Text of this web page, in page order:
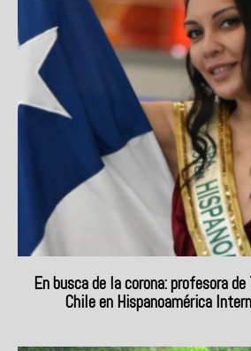
En busca de la corona: profesora
Chile en Hispanoamérica